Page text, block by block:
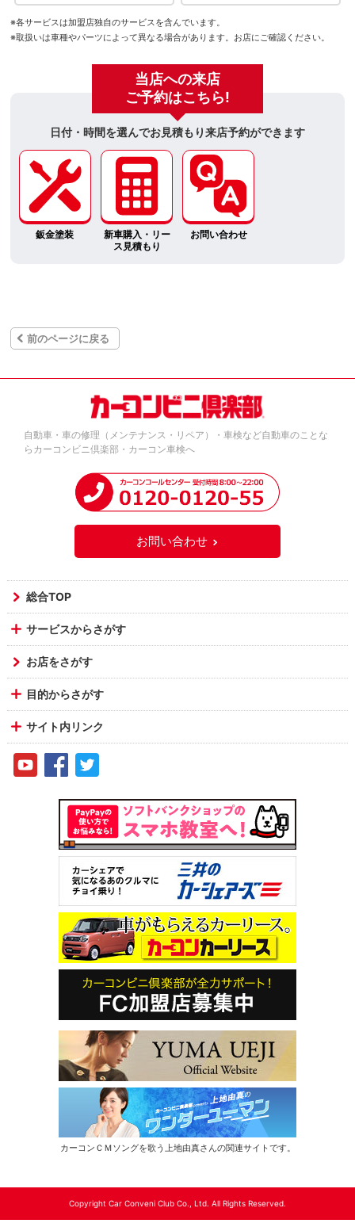
※各サービスは加盟店独自のサービスを含んでいます。
※取扱いは車種やパーツによって異なる場合があります。お店にご確認ください。
当店への来店
ご予約はこちら!
日付・時間を選んでお見積もり来店予約ができます
鈑金塗装
新車購入・リー
ス見積もり
お問い合わせ
前のページに戻る
自動車・車の修理（メンテナンス・リペア）・車検など自動車のことな
らカーコンビニ倶楽部・カーコン車検へ
お問い合わせ
総合TOP
サービスからさがす
お店をさがす
目的からさがす
サイト内リンク
カーコンＣＭソングを歌う上地由真さんの関連サイトです。
Copyright Car Conveni Club Co., Ltd. All Rights Reserved.